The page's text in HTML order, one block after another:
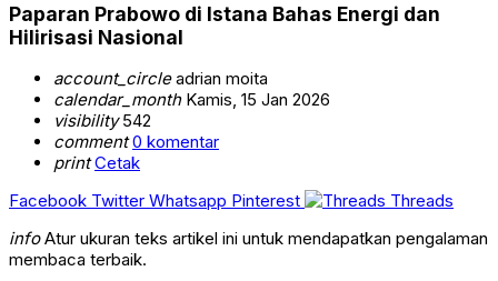
Paparan Prabowo di Istana Bahas Energi dan
Hilirisasi Nasional
account_circleadrian moita
calendar_monthKamis, 15 Jan 2026
visibility542
comment 0 komentar
print Cetak
Facebook Twitter Whatsapp Pinterest
Threads
infoAtur ukuran teks artikel ini untuk mendapatkan pengalaman
membaca terbaik.